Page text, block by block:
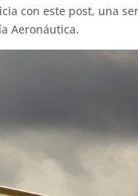
con este post, una
Aeronáutica.